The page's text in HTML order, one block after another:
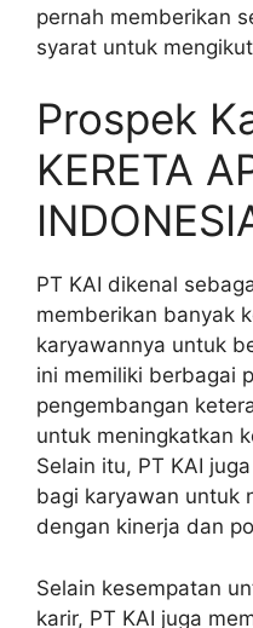
pernah memberikan
syarat untuk
Prospek
KERETA
PT KAI dikenal
memberikan banyak
karyawannya untuk
ini memiliki berbagai
pengembangan
untuk meningkatkan
Selain itu, PT KAI
bagi karyawan untuk
dengan kinerja dan
Selain kesempatan
karir, PT KAI juga